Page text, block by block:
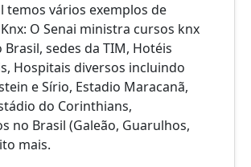
temos vários exemplos de
O Senai ministra cursos knx
sedes da TIM, Hotéis
Hospitais diversos incluindo
e Sírio, Estadio Maracanã,
do Corinthians,
no Brasil (Galeão, Guarulhos,
mais.